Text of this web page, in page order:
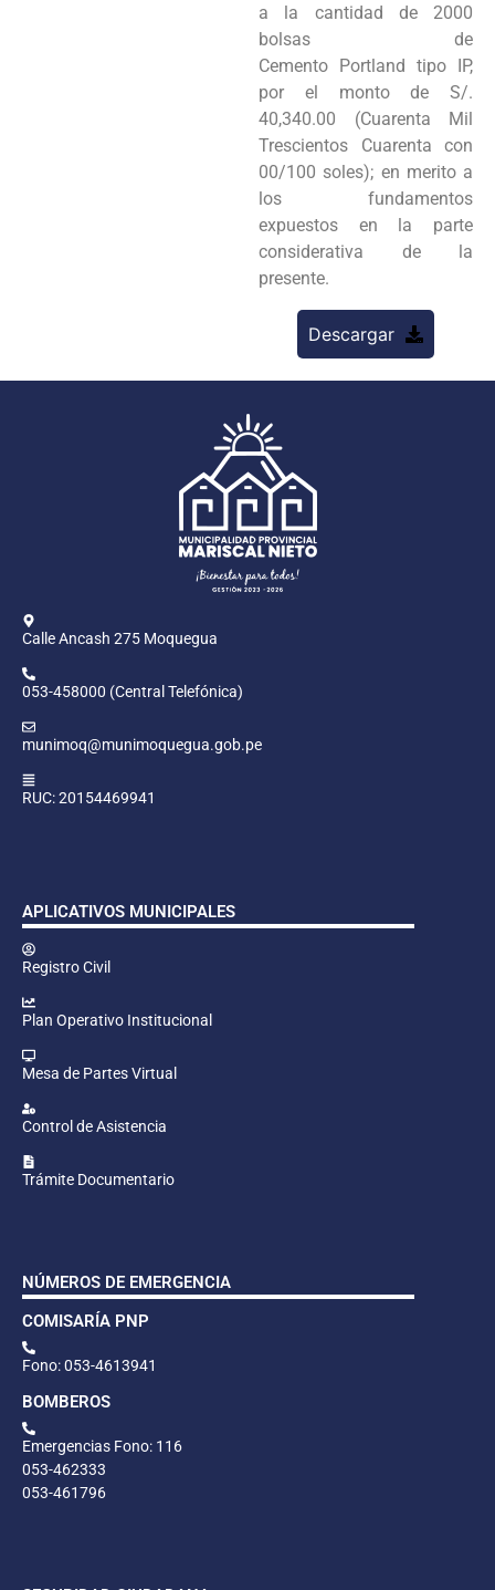
a la cantidad de 2000
bolsas de
Cemento Portland tipo IP,
por el monto de S/.
40,340.00 (Cuarenta Mil
Trescientos Cuarenta con
00/100 soles); en merito a
los fundamentos
expuestos en la parte
considerativa de la
presente.
Descargar
Calle Ancash 275 Moquegua
053-458000 (Central Telefónica)
munimoq@munimoquegua.gob.pe
RUC: 20154469941
APLICATIVOS MUNICIPALES
Registro Civil
Plan Operativo Institucional
Mesa de Partes Virtual
Control de Asistencia
Trámite Documentario
NÚMEROS DE EMERGENCIA
COMISARÍA PNP
Fono: 053-4613941
BOMBEROS
Emergencias Fono: 116
053-462333
053-461796